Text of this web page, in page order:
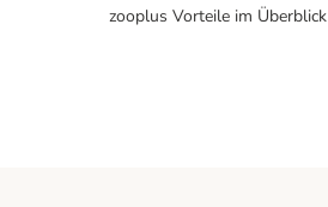
zooplus Vorteile im Überblick